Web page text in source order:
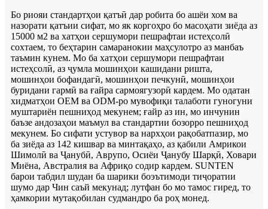
Бо риояи стандартҳои қатъӣ дар робита бо ашёи хом ва
назорати қатъии сифат, мо як коргоҳро бо масоҳати зиёда аз
15000 м2 ва хатҳои сершумори пешрафтаи истеҳсолӣ
сохтаем, то беҳтарин самаранокии маҳсулотро аз манбаъ
таъмин кунем. Мо ба хатҳои сершумори пешрафтаи
истеҳсолӣ, аз ҷумла мошинҳои кашидани ришта,
мошинҳои бофандагӣ, мошинҳои печкунӣ, мошинҳои
буридани гармӣ ва ғайра сармоягузорӣ кардем. Мо одатан
хидматҳои OEM ва ODM-ро мувофиқи талаботи гуногуни
муштариён пешниҳод мекунем; ғайр аз ин, мо инчунин
баъзе андозаҳои маъмул ва стандартии бозорро пешниҳод
мекунем. Бо сифати устувор ва нархҳои рақобатпазир, мо
ба зиёда аз 142 кишвар ва минтақаҳо, аз қабили Амрикои
Шимолӣ ва Ҷанубӣ, Аврупо, Осиёи Ҷанубу Шарқӣ, Ховари
Миёна, Австралия ва Африқо содир кардем. SUNTEN
барои табдил шудан ба шарики боэътимоди тиҷоратии
шумо дар Чин саъй мекунад; лутфан бо мо тамос гиред, то
ҳамкории мутақобилан судмандро ба роҳ монед.